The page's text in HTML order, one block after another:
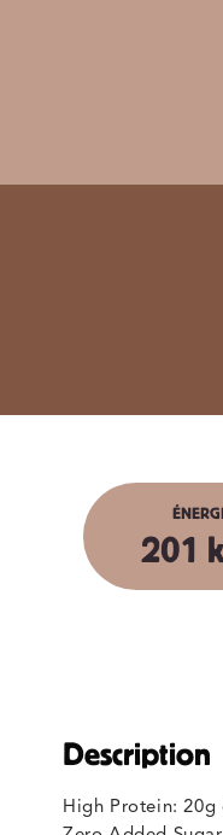
201
Description
High Protein: 20g